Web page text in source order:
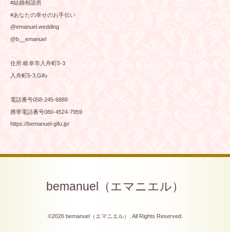
#結婚相談所
#あなたの幸せのお手伝い
@emanuel.wedding
@b__emanuel
住所:岐阜市入舟町5-3
入舟町5-3,Gifu
電話番号058-245-6888
携帯電話番号080-4524-7959
https://bemanuel-gifu.jp/
bemanuel（エマニエル）
©2026 bemanuel（エマニエル） . All Rights Reserved.